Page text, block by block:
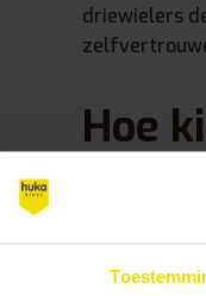
driewielers
Hoe